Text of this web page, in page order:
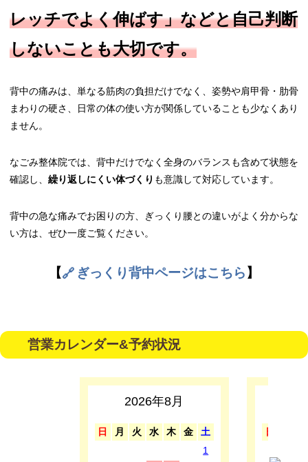
レッチでよく伸ばす」などと自己判断
しないことも大切です。
背中の痛みは、単なる筋肉の負担だけでなく、姿勢や肩甲骨・肋骨
まわりの硬さ、日常の体の使い方が関係していることも少なくあり
ません。
なごみ整体院では、背中だけでなく全身のバランスも含めて状態を
確認し、 繰り返しにくい体づくり も意識して対応しています。
背中の急な痛みでお困りの方、ぎっくり腰との違いがよく分からな
い方は、ぜひ一度ご覧ください。
【 ぎっくり背中ページはこちら 】
営業カレンダー&予約状況
2026年8月
日 月 火 水 木 金
土
1
日